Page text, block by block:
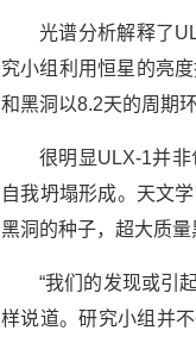
光谱分析解释了
究小组利用恒星的亮
和黑洞以8.2天的周期
很明显ULX-1并
自我坍塌形成。天文
黑洞的种子，超大质量
“我们的发现或引
样说道。研究小组并